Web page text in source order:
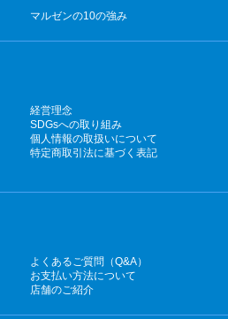
マルゼンの10の強み
経営理念
SDGsへの取り組み
個人情報の取扱いについて
特定商取引法に基づく表記
よくあるご質問（Q&A）
お支払い方法について
店舗のご紹介